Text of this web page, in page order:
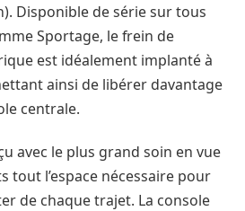
Disponible de série sur tous
Sportage, le frein de
est idéalement implanté à
ainsi de libérer davantage
centrale.
avec le plus grand soin en vue
tout l’espace nécessaire pour
de chaque trajet. La console